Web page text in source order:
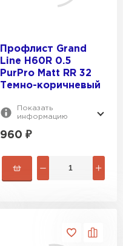
Профлист Grand
Line H60R 0.5
PurPro Matt RR 32
Темно-коричневый
Показать
информацию
960 ₽